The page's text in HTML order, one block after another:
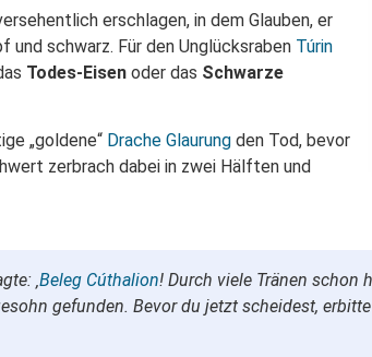
erschlagen, in dem Glauben, er
und schwarz. Für den Unglücksraben Túrin
Todes-Eisen oder das Schwarze
„goldene“ Drache Glaurung den Tod, bevor
zerbrach dabei in zwei Hälften und
‚Beleg Cúthalion! Durch viele Tränen schon
gefunden. Bevor du jetzt scheidest,